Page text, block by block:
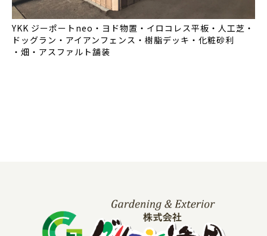
YKK ジーポートneo・ヨド物置・イロコレス平板・人工芝・
ドッグラン・アイアンフェンス・樹脂デッキ・化粧砂利
・畑・アスファルト舗装